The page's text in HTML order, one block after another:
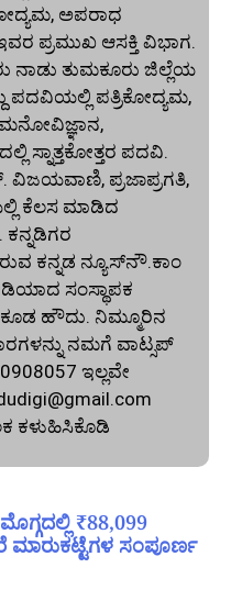
ಅಪರಾಧ
ಪ್ರಮುಖ ಆಸಕ್ತಿ ವಿಭಾಗ.
ನಾಡು ತುಮಕೂರು ಜಿಲ್ಲೆಯ
ಪದವಿಯಲ್ಲಿ ಪತ್ರಿಕೋದ್ಯಮ,
ಮನೋವಿಜ್ಞಾನ,
ಸ್ನಾತ್ತಕೋತ್ತರ ಪದವಿ.
ವಿಜಯವಾಣಿ, ಪ್ರಜಾಪ್ರಗತಿ,
ಕೆಲಸ ಮಾಡಿದ
ಕನ್ನಡ ನ್ಯೂಸ್‌ನೌ.ಕಾಂ
ಸಂಸ್ಥಾಪಕ
ಕೂಡ ಹೌದು. ನಿಮ್ಮೂರಿನ
ನಮಗೆ ವಾಟ್ಸಪ್‌
ಇಲ್ಲವೇ
ಕಳುಹಿಸಿಕೊಡಿ
₹88,099
ಮಾರುಕಟ್ಟೆಗಳ ಸಂಪೂರ್ಣ